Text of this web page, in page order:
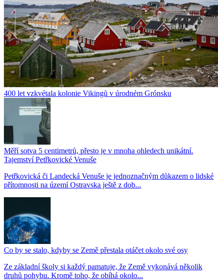
400 let vzkvétala kolonie Vikingů v úrodném Grónsku
Měří sotva 5 centimetrů, přesto je v mnoha ohledech unikátní.
Tajemství Petřkovické Venuše
Petřkovická či Landecká Venuše je jednoznačným důkazem o lidské
přítomnosti na území Ostravska ještě z dob...
Co by se stalo, kdyby se Země přestala otáčet okolo své osy
Ze základní školy si každý pamatuje, že Země vykonává několik
druhů pohybu. Kromě toho, že obíhá okolo...